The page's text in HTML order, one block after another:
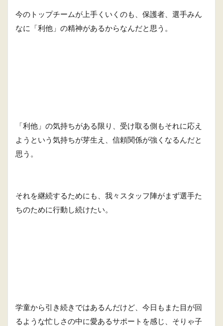
今のトップチームが上手くいくのも、保護者、選手みん
なに「利他」の精神があるからなんだと思う。
「利他」の気持ちがある限り、受け取る側もそれに応え
ようという気持ちが芽生え、信頼関係が強くなるんだと
思う。
それを継続するためにも、我々スタッフ陣がまず選手た
ちのために行動し続けたい。
学童から引き続きではあるんだけど、今日もまた目が回
るような忙しさの中に愛あるサポートを感じ、そりゃ子